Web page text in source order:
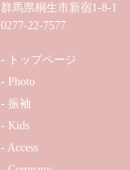
群馬県桐生市新宿1-8-1
0277-22-7577
トップページ
Photo
振袖
Kids
Access